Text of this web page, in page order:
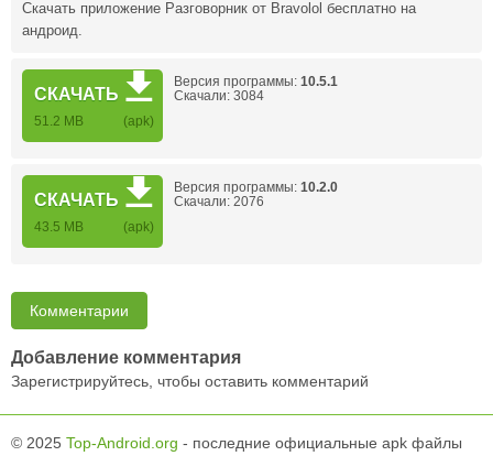
Скачать приложение Разговорник от Bravolol бесплатно на
андроид.
СКАЧАТЬ
51.2 MB (apk)
Версия программы: 10.5.1
Скачали: 3084
СКАЧАТЬ
43.5 MB (apk)
Версия программы: 10.2.0
Скачали: 2076
Комментарии
Добавление комментария
Зарегистрируйтесь, чтобы оставить комментарий
© 2025 Top-Android.org - последние официальные apk файлы